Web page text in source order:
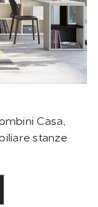
Casa,
stanze